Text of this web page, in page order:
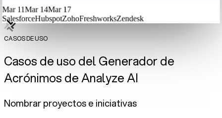
Mar 11Mar 14Mar 17
SalesforceHubspotZohoFreshworksZendesk
CASOS DE USO
Casos de uso del Generador de
Acrónimos de Analyze AI
Nombrar proyectos e iniciativas